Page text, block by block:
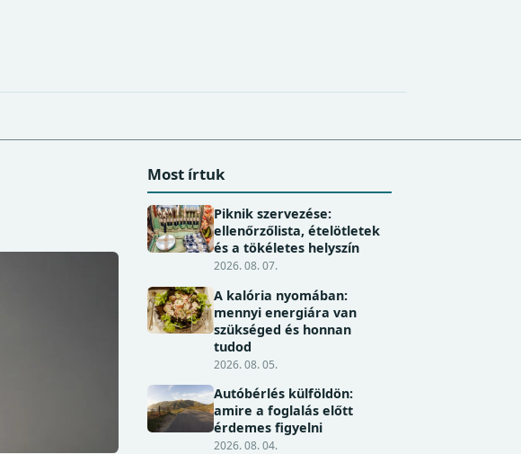
Most írtuk
Piknik szervezése:
ellenőrzőlista, ételötletek
és a tökéletes helyszín
2026. 08. 07.
A kalória nyomában:
mennyi energiára van
szükséged és honnan
tudod
2026. 08. 05.
Autóbérlés külföldön:
amire a foglalás előtt
érdemes figyelni
2026. 08. 04.